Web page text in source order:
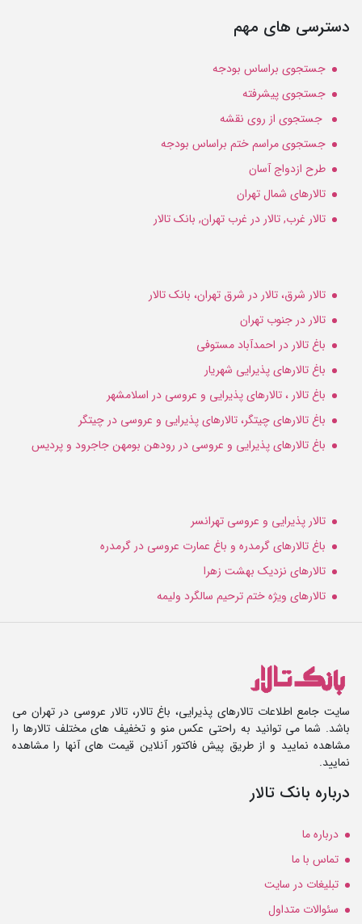
دسترسی های مهم
جستجوی براساس بودجه
جستجوی پیشرفته
جستجوی از روی نقشه
جستجوی مراسم ختم براساس بودجه
طرح ازدواج آسان
تالارهای شمال تهران
تالار غرب, تالار در غرب تهران, بانک تالار
تالار شرق، تالار در شرق تهران، بانک تالار
تالار در جنوب تهران
باغ تالار در احمدآباد مستوفی
باغ تالارهای پذیرایی شهریار
باغ تالار ، تالارهای پذیرایی و عروسی در اسلامشهر
باغ تالارهای چیتگر، تالارهای پذیرایی و عروسی در چیتگر
باغ تالارهای پذیرایی و عروسی در رودهن بومهن جاجرود و پردیس
تالار پذیرایی و عروسی تهرانسر
باغ تالارهای گرمدره و باغ عمارت عروسی در گرمدره
تالارهای نزدیک بهشت زهرا
تالارهای ویژه ختم ترحیم سالگرد ولیمه
سایت جامع اطلاعات تالارهای پذیرایی، باغ تالار، تالار عروسی در تهران می
باشد. شما می توانید به راحتی عکس منو و تخفیف های مختلف تالارها را
مشاهده نمایید و از طریق پیش فاکتور آنلاین قیمت های آنها را مشاهده
نمایید.
درباره بانک تالار
درباره ما
تماس با ما
تبلیغات در سایت
سئوالات متداول